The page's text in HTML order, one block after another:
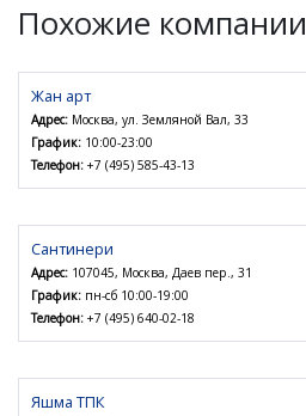
Похожие компании
Жан арт
Адрес: Москва, ул. Земляной Вал, 33
График: 10:00-23:00
Телефон: +7 (495) 585-43-13
Сантинери
Адрес: 107045, Москва, Даев пер., 31
График: пн-сб 10:00-19:00
Телефон: +7 (495) 640-02-18
Яшма ТПК